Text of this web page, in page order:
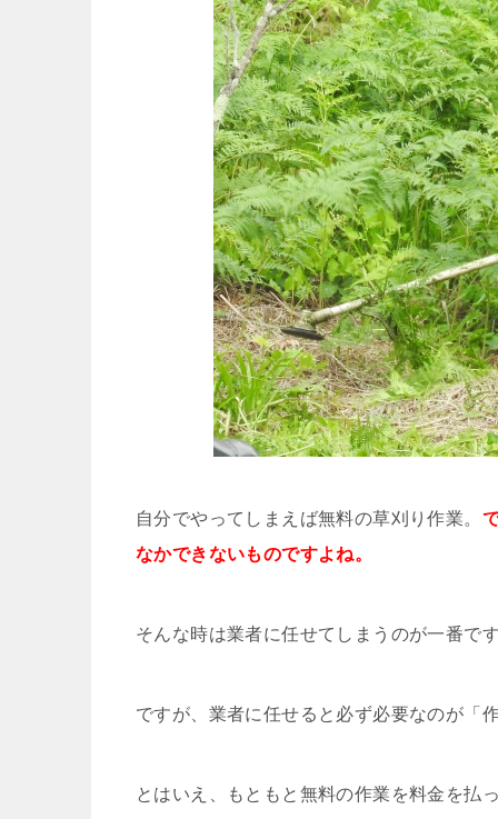
自分でやってしまえば無料の草刈り作業。
なかできないものですよね。
そんな時は業者に任せてしまうのが一番で
ですが、業者に任せると必ず必要なのが「
とはいえ、もともと無料の作業を料金を払